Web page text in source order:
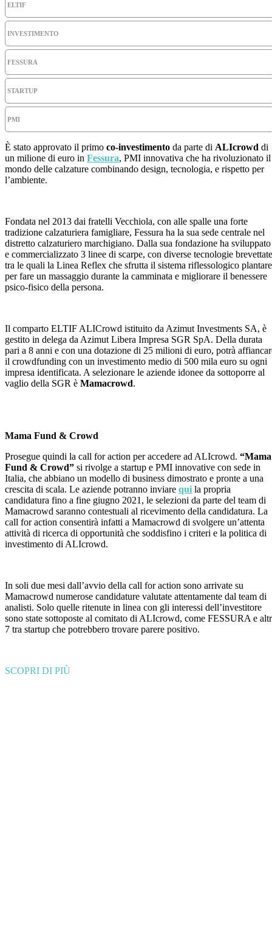
ELTIF
INVESTIMENTO
FESSURA
STARTUP
PMI
È stato approvato il primo co-investimento da parte di ALIcrowd di
un milione di euro in Fessura, PMI innovativa che ha rivoluzionato il
mondo delle calzature combinando design, tecnologia, e rispetto per
l’ambiente.
Fondata nel 2013 dai fratelli Vecchiola, con alle spalle una forte
tradizione calzaturiera famigliare, Fessura ha la sua sede centrale nel
distretto calzaturiero marchigiano. Dalla sua fondazione ha sviluppato
e commercializzato 3 linee di scarpe, con diverse tecnologie brevettate
tra le quali la Linea Reflex che sfrutta il sistema riflessologico plantare
per fare un massaggio durante la camminata e migliorare il benessere
psico-fisico della persona.
Il comparto ELTIF ALICrowd istituito da Azimut Investments SA, è
gestito in delega da Azimut Libera Impresa SGR SpA. Della durata
pari a 8 anni e con una dotazione di 25 milioni di euro, potrà
il crowdfunding con un investimento medio di 500 mila euro su ogni
impresa identificata. A selezionare le aziende idonee da sottoporre al
vaglio della SGR è Mamacrowd.
Mama Fund & Crowd
Prosegue quindi la call for action per accedere ad ALIcrowd. “Mama
Fund & Crowd” si rivolge a startup e PMI innovative con sede in
Italia, che abbiano un modello di business dimostrato e pronte a una
crescita di scala. Le aziende potranno inviare qui la propria
candidatura fino a fine giugno 2021, le selezioni da parte del team di
Mamacrowd saranno contestuali al ricevimento della candidatura. La
call for action consentirà infatti a Mamacrowd di svolgere un’attenta
attività di ricerca di opportunità che soddisfino i criteri e la politica di
investimento di ALIcrowd.
In soli due mesi dall’avvio della call for action sono arrivate su
Mamacrowd numerose candidature valutate attentamente dal team di
analisti. Solo quelle ritenute in linea con gli interessi dell’investitore
sono state sottoposte al comitato di ALIcrowd, come FESSURA e
7 tra startup che potrebbero trovare parere positivo.
SCOPRI DI PIÙ